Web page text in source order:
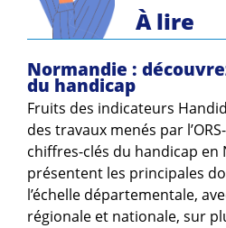
À lire
Normandie :
du handicap
Fruits des indicateurs
des travaux menés par
chiffres-clés du handicap en
présentent les principales
l’échelle départementale,
régionale et nationale, sur